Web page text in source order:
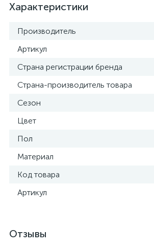
Характеристики
Производитель
Артикул
Страна регистрации бренда
Страна-производитель товара
Сезон
Цвет
Пол
Материал
Код товара
Артикул
Отзывы